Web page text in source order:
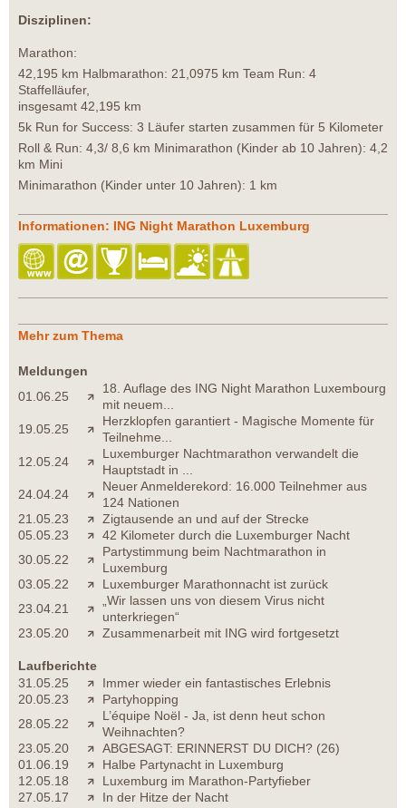
Disziplinen:
Marathon:
42,195 km Halbmarathon: 21,0975 km Team Run: 4
Staffelläufer,
insgesamt 42,195 km
5k Run for Success: 3 Läufer starten zusammen für 5 Kilometer
Roll & Run: 4,3/ 8,6 km Minimarathon (Kinder ab 10 Jahren): 4,2
km Mini
Minimarathon (Kinder unter 10 Jahren): 1 km
Informationen: ING Night Marathon Luxemburg
Mehr zum Thema
Meldungen
01.06.25
18. Auflage des ING Night Marathon Luxembourg
mit neuem...
19.05.25
Herzklopfen garantiert - Magische Momente für
Teilnehme...
12.05.24
Luxemburger Nachtmarathon verwandelt die
Hauptstadt in ...
24.04.24
Neuer Anmelderekord: 16.000 Teilnehmer aus
124 Nationen
21.05.23
Zigtausende an und auf der Strecke
05.05.23
42 Kilometer durch die Luxemburger Nacht
30.05.22
Partystimmung beim Nachtmarathon in
Luxemburg
03.05.22
Luxemburger Marathonnacht ist zurück
23.04.21
„Wir lassen uns von diesem Virus nicht
unterkriegen“
23.05.20
Zusammenarbeit mit ING wird fortgesetzt
Laufberichte
31.05.25
Immer wieder ein fantastisches Erlebnis
20.05.23
Partyhopping
28.05.22
L’équipe Noël - Ja, ist denn heut schon
Weihnachten?
23.05.20
ABGESAGT: ERINNERST DU DICH? (26)
01.06.19
Halbe Partynacht in Luxemburg
12.05.18
Luxemburg im Marathon-Partyfieber
27.05.17
In der Hitze der Nacht